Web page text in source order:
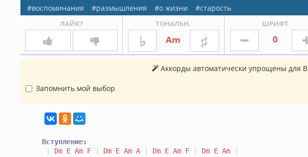
воспоминания размышления о жизни старость
ЛАЙК? ТОНАЛЬН.
♭ Am ♯
ШРИФТ
0
Аккорды автоматически упрощены для
Запомнить мой выбор
Вступление:
Dm E Am F Dm E Am A Dm E Am F Dm E Am